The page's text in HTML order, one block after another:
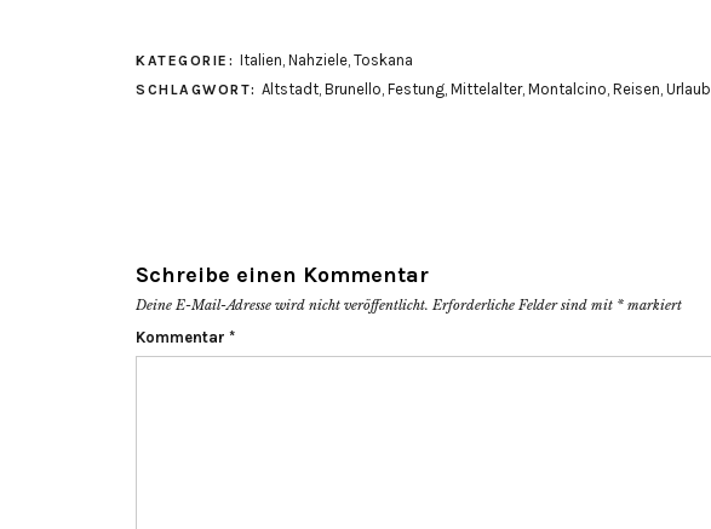
KATEGORIE: Italien, Nahziele, Toskana
SCHLAGWORT: Altstadt, Brunello, Festung, Mittelalter, Montalcino, Reisen, Urlaub
Schreibe einen Kommentar
Deine E-Mail-Adresse wird nicht veröffentlicht. Erforderliche Felder sind mit * markiert
Kommentar *